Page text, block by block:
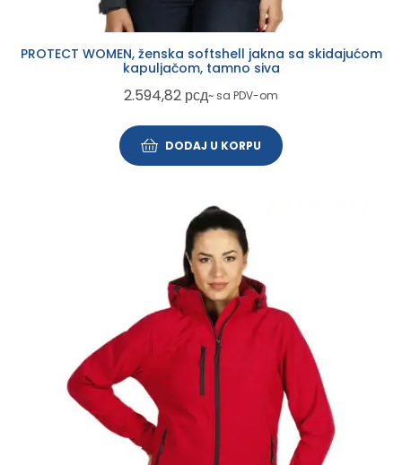
PROTECT WOMEN, ženska softshell jakna sa skidajućom
kapuljačom, tamno siva
2.594,82 рсд~ sa PDV-om
DODAJ U KORPU